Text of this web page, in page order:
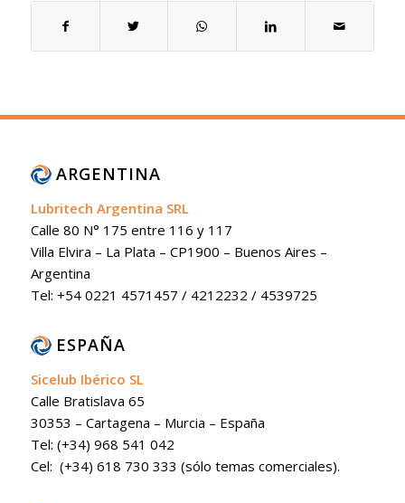
ARGENTINA
Lubritech Argentina SRL
Calle 80 N° 175 entre 116 y 117
Villa Elvira – La Plata – CP1900 – Buenos Aires –
Argentina
Tel: +54 0221 4571457 / 4212232 / 4539725
ESPAÑA
Sicelub Ibérico SL
Calle Bratislava 65
30353 – Cartagena – Murcia – España
Tel: (+34) 968 541 042
Cel: (+34) 618 730 333 (sólo temas comerciales).